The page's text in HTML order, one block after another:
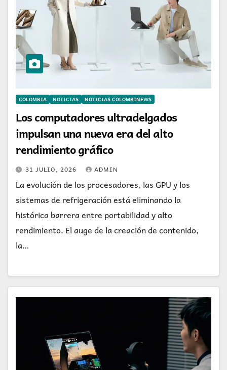
COLOMBIA NOTICIAS NOTICIAS COLOMBINEWS
Los computadores ultradelgados
impulsan una nueva era del alto
rendimiento gráfico
31 JULIO, 2026 ADMIN
La evolución de los procesadores, las GPU y los
sistemas de refrigeración está eliminando la
histórica barrera entre portabilidad y alto
rendimiento. El auge de la creación de contenido,
la…